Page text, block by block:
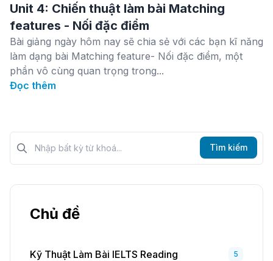
Unit 4: Chiến thuật làm bài Matching
features - Nối đặc điểm
Bài giảng ngày hôm nay sẽ chia sẻ với các bạn kĩ năng
làm dạng bài Matching feature- Nối đặc điểm, một
phần vô cùng quan trọng trong...
Đọc thêm
Tìm kiếm?>
Tìm kiếm
Chủ đề
Kỹ Thuật Làm Bài IELTS Reading 5